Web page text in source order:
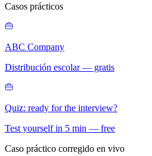
Casos prácticos
ABC Company
Distribución escolar — gratis
Quiz: ready for the interview?
Test yourself in 5 min — free
Caso práctico corregido en vivo